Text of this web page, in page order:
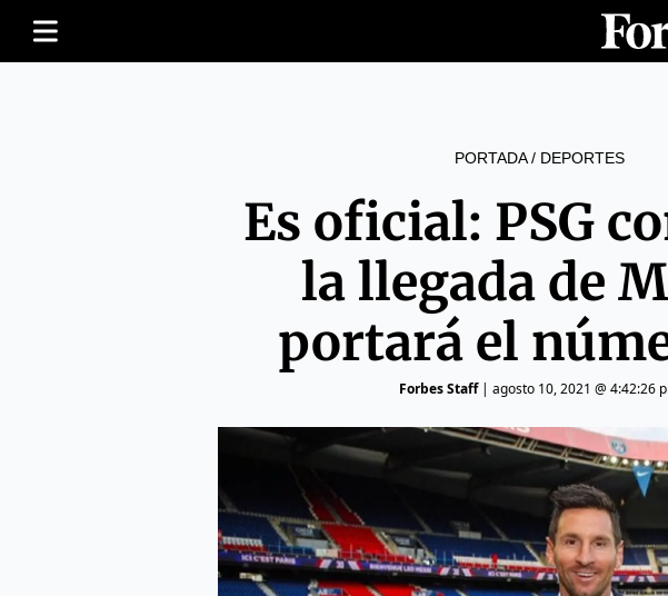
PORTADA/ DEPORTES
Es oficial: PSG
la llegada de
portará el
Forbes Staff| agosto 10, 2021 @ 4:42:26